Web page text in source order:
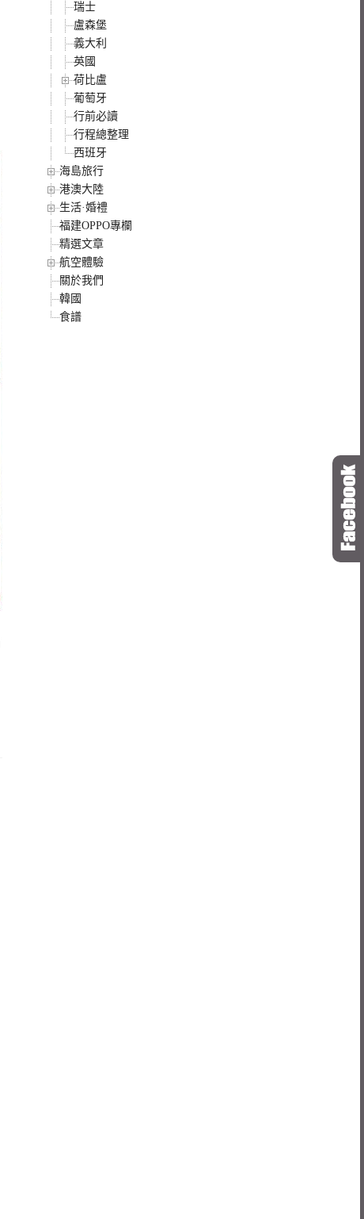
瑞士
盧森堡
義大利
英國
荷比盧
葡萄牙
行前必讀
行程總整理
西班牙
海島旅行
港澳大陸
生活·婚禮
福建OPPO專欄
精選文章
航空體驗
關於我們
韓國
食譜